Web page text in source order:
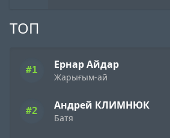
ТОП
#1 Ернар Айдар
Жарығым-ай
#2 Андрей КЛИМНЮК
Батя